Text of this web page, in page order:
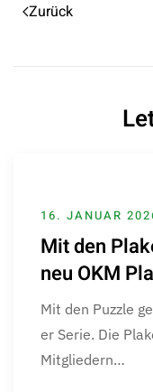
Zurück
16. JANUAR
Mit den
neu OKM
Mit den Puzzle
er Serie. Die
Mitgliedern…